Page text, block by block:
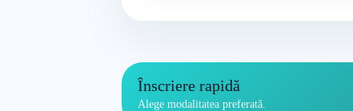
Înscriere rapidă
Alege modalitatea preferată.